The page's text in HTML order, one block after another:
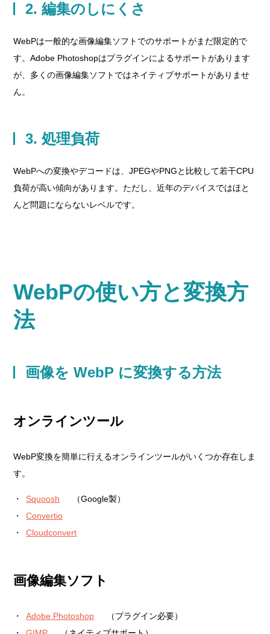
2. 編集のしにくさ
WebPは一般的な画像編集ソフトでのサポートがまだ限定的で
す。Adobe Photoshopはプラグインによるサポートがあります
が、多くの画像編集ソフトではネイティブサポートがありませ
ん。
3. 処理負荷
WebPへの変換やデコードは、JPEGやPNGと比較して若干CPU
負荷が高い傾向があります。ただし、近年のデバイスではほと
んど問題にならないレベルです。
WebPの使い方と変換方
法
画像を WebP に変換する方法
オンラインツール
WebP変換を簡単に行えるオンラインツールがいくつか存在しま
す。
Squoosh
（Google製）
Convertio
Cloudconvert
画像編集ソフト
Adobe Photoshop
（プラグイン必要）